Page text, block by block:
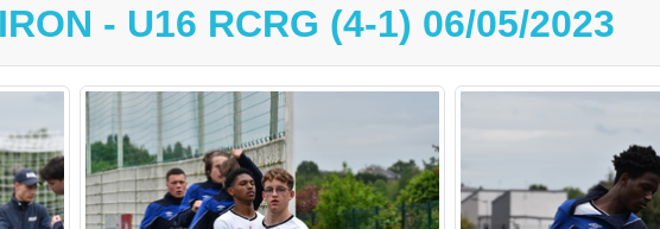
- U16 RCRG (4-1) 06/05/2023